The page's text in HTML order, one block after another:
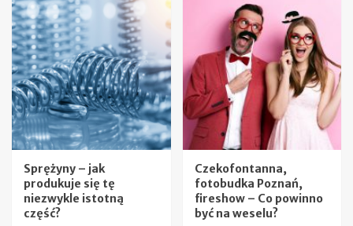
Sprężyny – jak
produkuje się tę
niezwykle istotną
część?
Czekofontanna,
fotobudka Poznań,
fireshow – Co powinno
być na weselu?